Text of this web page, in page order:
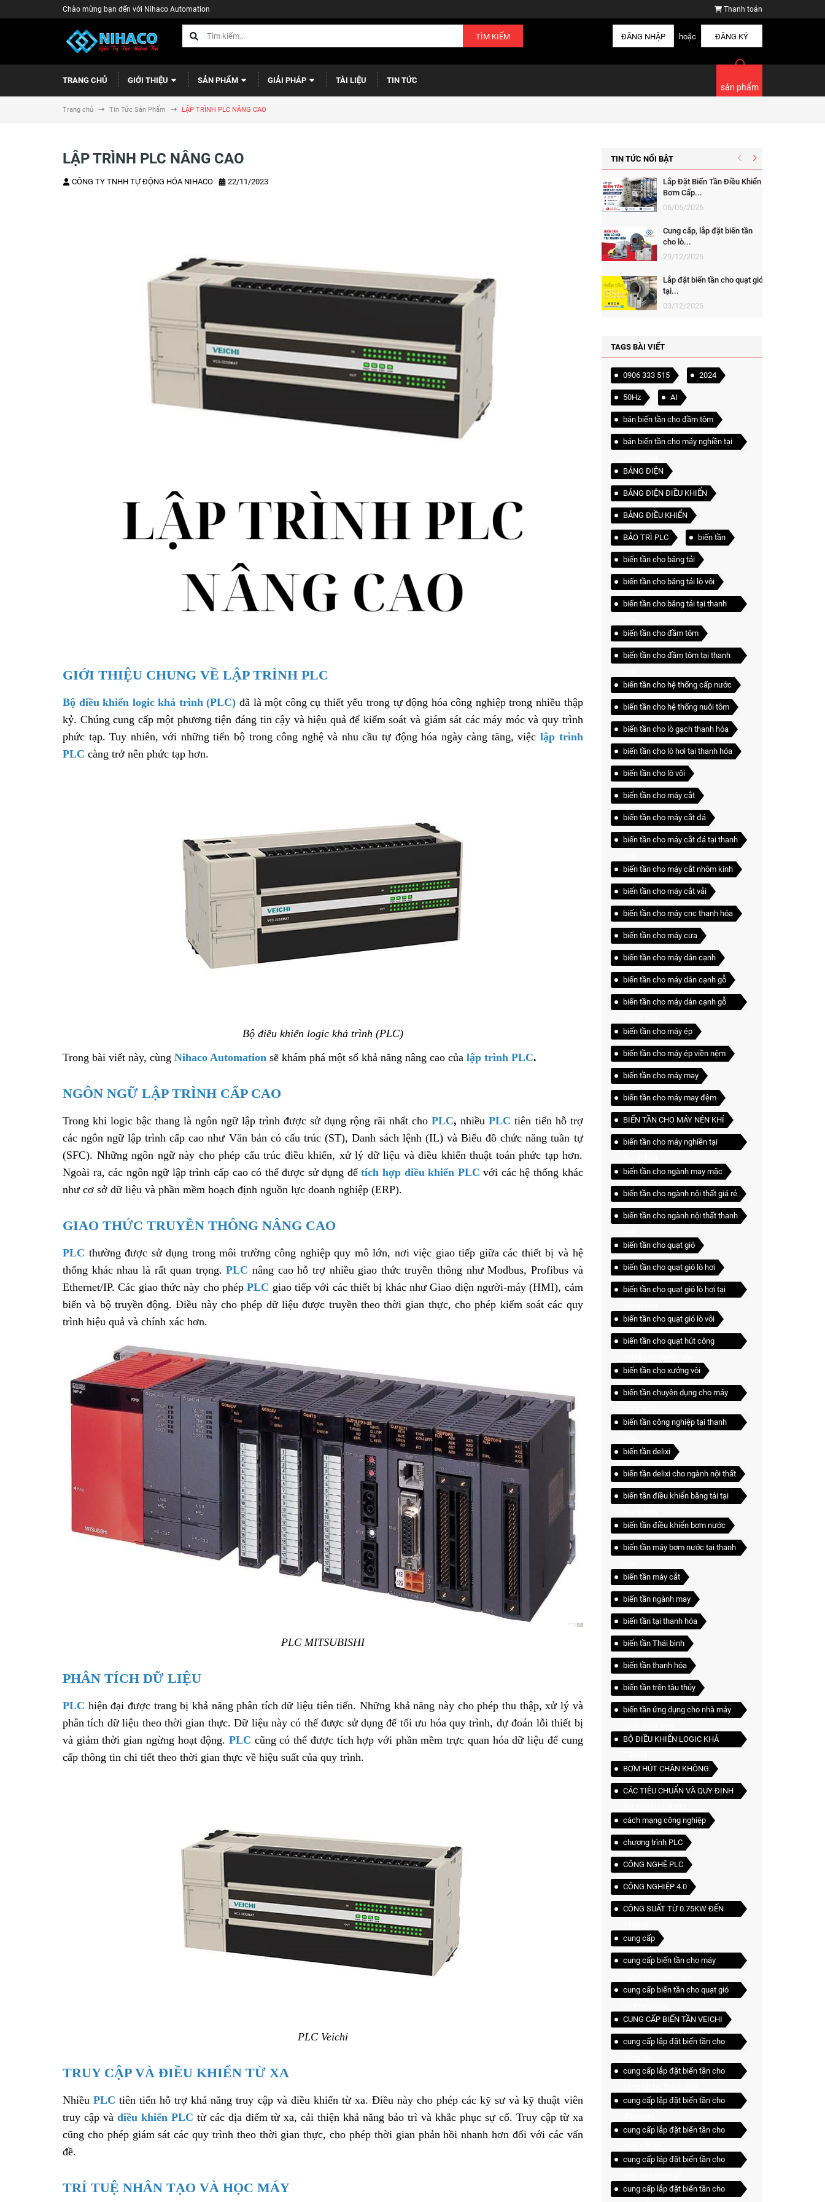
Chào mừng bạn đến với Nihaco Automation Thanh toán
TÌM KIẾM ĐĂNG NHẬP hoặc ĐĂNG KÝ
TRANG CHỦ GIỚI THIỆU SẢN PHẨM GIẢI PHÁP TÀI LIỆU TIN TỨC
sản phẩm
Trang chủ Tin Tức Sản Phẩm LẬP TRÌNH PLC NÂNG CAO
LẬP TRÌNH PLC NÂNG CAO
CÔNG TY TNHH TỰ ĐỘNG HÓA NIHACO 22/11/2023
GIỚI THIỆU CHUNG VỀ LẬP TRÌNH PLC
Bộ điều khiển logic khả trình (PLC) đã là một công cụ thiết yếu trong tự động hóa công nghiệp trong nhiều thập
kỷ. Chúng cung cấp một phương tiện đáng tin cậy và hiệu quả để kiểm soát và giám sát các máy móc và quy trình
phức tạp. Tuy nhiên, với những tiến bộ trong công nghệ và nhu cầu tự động hóa ngày càng tăng, việc lập trình
PLC càng trở nên phức tạp hơn.
Bộ điều khiển logic khả trình (PLC)
Trong bài viết này, cùng Nihaco Automation sẽ khám phá một số khả năng nâng cao của lập trình PLC.
NGÔN NGỮ LẬP TRÌNH CẤP CAO
Trong khi logic bậc thang là ngôn ngữ lập trình được sử dụng rộng rãi nhất cho PLC,nhiều PLC tiên tiến hỗ trợ
các ngôn ngữ lập trình cấp cao như Văn bản có cấu trúc (ST), Danh sách lệnh (IL) và Biểu đồ chức năng tuần tự
(SFC). Những ngôn ngữ này cho phép cấu trúc điều khiển, xử lý dữ liệu và điều khiển thuật toán phức tạp hơn.
Ngoài ra, các ngôn ngữ lập trình cấp cao có thể được sử dụng để tích hợp điều khiển PLC với các hệ thống khác
như cơ sở dữ liệu và phần mềm hoạch định nguồn lực doanh nghiệp (ERP).
GIAO THỨC TRUYỀN THÔNG NÂNG CAO
PLC thường được sử dụng trong môi trường công nghiệp quy mô lớn, nơi việc giao tiếp giữa các thiết bị và hệ
thống khác nhau là rất quan trọng. PLC nâng cao hỗ trợ nhiều giao thức truyền thông như Modbus, Profibus và
Ethernet/IP. Các giao thức này cho phép PLC giao tiếp với các thiết bị khác như Giao diện người-máy (HMI), cảm
biến và bộ truyền động. Điều này cho phép dữ liệu được truyền theo thời gian thực, cho phép kiểm soát các quy
trình hiệu quả và chính xác hơn.
PLC MITSUBISHI
PHÂN TÍCH DỮ LIỆU
PLC hiện đại được trang bị khả năng phân tích dữ liệu tiên tiến. Những khả năng này cho phép thu thập, xử lý và
phân tích dữ liệu theo thời gian thực. Dữ liệu này có thể được sử dụng để tối ưu hóa quy trình, dự đoán lỗi thiết bị
và giảm thời gian ngừng hoạt động. PLC cũng có thể được tích hợp với phần mềm trực quan hóa dữ liệu để cung
cấp thông tin chi tiết theo thời gian thực về hiệu suất của quy trình.
PLC Veichi
TRUY CẬP VÀ ĐIỀU KHIỂN TỪ XA
NhiềuPLC tiên tiến hỗ trợ khả năng truy cập và điều khiển từ xa. Điều này cho phép các kỹ sư và kỹ thuật viên
truy cập và điều khiển PLC từ các địa điểm từ xa, cải thiện khả năng bảo trì và khắc phục sự cố. Truy cập từ xa
cũng cho phép giám sát các quy trình theo thời gian thực, cho phép thời gian phản hồi nhanh hơn đối với các vấn
đề.
TRÍ TUỆ NHÂN TẠO VÀ HỌC MÁY
TIN TỨC NỔI BẬT
Lắp Đặt Biến Tần Điều Khiển
Bơm Cấp...
06/05/2026
Cung cấp, lắp đặt biến tần
cho lò...
29/12/2025
Lắp đặt biến tần cho quạt gió
tại...
03/12/2025
TAGS BÀI VIẾT
0906 333 515 2024
50Hz AI
bán biến tần cho đầm tôm
bán biến tần cho máy nghiền tại
BẢNG ĐIỆN
BẢNG ĐIỆN ĐIỀU KHIỂN
BẢNG ĐIỀU KHIỂN
BẢO TRÌ PLC biến tần
biến tần cho băng tải
biến tần cho băng tải lò vôi
biến tần cho băng tải tại thanh
biến tần cho đầm tôm
biến tần cho đầm tôm tại thanh
biến tần cho hệ thống cấp nước
biến tần cho hệ thống nuôi tôm
biến tần cho lò gạch thanh hóa
biến tần cho lò hơi tại thanh hóa
biến tần cho lò vôi
biến tần cho máy cắt
biến tần cho máy cắt đá
biến tần cho máy cắt đá tại thanh
biến tần cho máy cắt nhôm kính
biến tần cho máy cắt vải
biến tần cho máy cnc thanh hóa
biến tần cho máy cưa
biến tần cho máy dán cạnh
biến tần cho máy dán cạnh gỗ
biến tần cho máy dán cạnh gỗ
biến tần cho máy ép
biến tần cho máy ép viền nệm
biến tần cho máy may
biến tần cho máy may đệm
BIẾN TẦN CHO MÁY NÉN KHÍ
biến tần cho máy nghiền tại
biến tần cho ngành may mặc
biến tần cho ngành nội thất giá rẻ
biến tần cho ngành nội thất thanh
biến tần cho quạt gió
biến tần cho quạt gió lò hơi
biến tần cho quạt gió lò hơi tại
biến tần cho quạt gió lò vôi
biến tần cho quạt hút công
biến tần cho xưởng vôi
biến tần chuyên dụng cho máy
biến tần công nghiệp tại thanh
biến tần delixi
biến tần delixi cho ngành nội thất
biến tần điều khiển băng tải tại
biến tần điều khiển bơm nước
biến tần máy bơm nước tại thanh
biến tần máy cắt
biến tần ngành may
biến tần tại thanh hóa
biến tần Thái bình
biến tần thanh hóa
biến tần trên tàu thủy
biến tần ứng dụng cho nhà máy
BỘ ĐIỀU KHIỂN LOGIC KHẢ
BƠM HÚT CHÂN KHÔNG
CÁC TIÊU CHUẨN VÀ QUY ĐỊNH
cách mạng công nghiệp
chương trình PLC
CÔNG NGHỆ PLC
CÔNG NGHIỆP 4.0
CÔNG SUẤT TỪ 0.75KW ĐẾN
cung cấp
cung cấp biến tần cho máy
cung cấp biến tần cho quạt gió
CUNG CẤP BIẾN TẦN VEICHI
cung cấp lắp đặt biến tần cho
cung cấp lắp đặt biến tần cho
cung cấp lắp đặt biến tần cho
cung cấp lắp đặt biến tần cho
cung cấp láp đặt biến tần cho
cung cấp lắp đặt biến tần cho